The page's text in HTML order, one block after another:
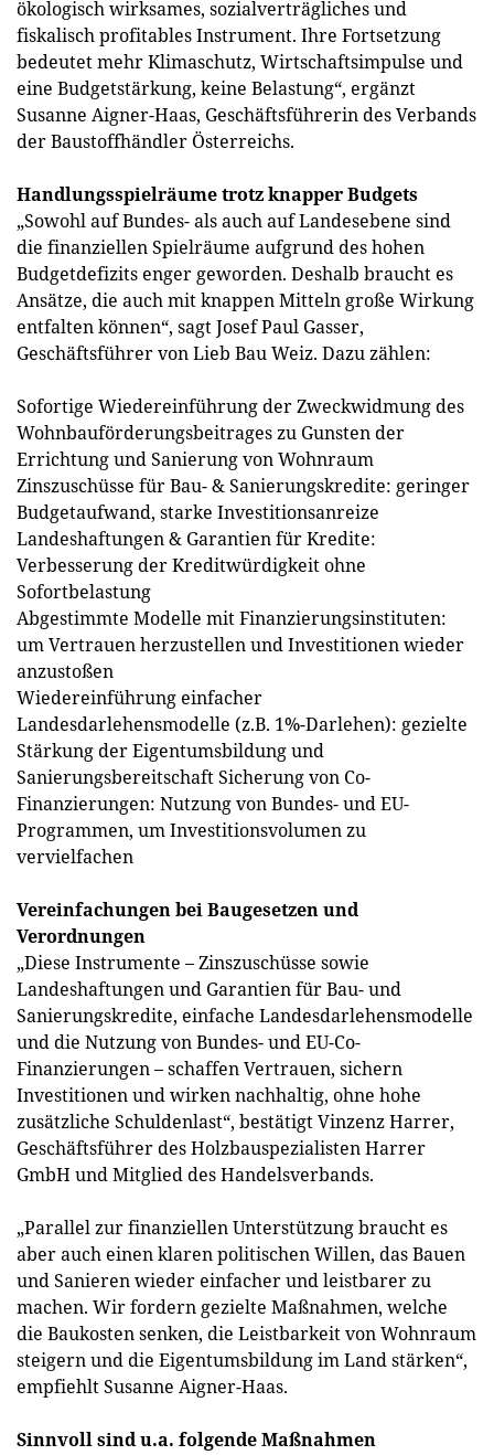
ökologisch wirksames, sozialverträgliches und
fiskalisch profitables Instrument. Ihre Fortsetzung
bedeutet mehr Klimaschutz, Wirtschaftsimpulse und
eine Budgetstärkung, keine Belastung“, ergänzt
Susanne Aigner-Haas, Geschäftsführerin des Verbands
der Baustoffhändler Österreichs.
Handlungsspielräume trotz knapper Budgets
„Sowohl auf Bundes- als auch auf Landesebene sind
die finanziellen Spielräume aufgrund des hohen
Budgetdefizits enger geworden. Deshalb braucht es
Ansätze, die auch mit knappen Mitteln große Wirkung
entfalten können“, sagt Josef Paul Gasser,
Geschäftsführer von Lieb Bau Weiz. Dazu zählen:
Sofortige Wiedereinführung der Zweckwidmung des
Wohnbauförderungsbeitrages zu Gunsten der
Errichtung und Sanierung von Wohnraum
Zinszuschüsse für Bau- & Sanierungskredite: geringer
Budgetaufwand, starke Investitionsanreize
Landeshaftungen & Garantien für Kredite:
Verbesserung der Kreditwürdigkeit ohne
Sofortbelastung
Abgestimmte Modelle mit Finanzierungsinstituten:
um Vertrauen herzustellen und Investitionen wieder
anzustoßen
Wiedereinführung einfacher
Landesdarlehensmodelle (z.B. 1%-Darlehen): gezielte
Stärkung der Eigentumsbildung und
Sanierungsbereitschaft Sicherung von Co-
Finanzierungen: Nutzung von Bundes- und EU-
Programmen, um Investitionsvolumen zu
vervielfachen
Vereinfachungen bei Baugesetzen und
Verordnungen
„Diese Instrumente – Zinszuschüsse sowie
Landeshaftungen und Garantien für Bau- und
Sanierungskredite, einfache Landesdarlehensmodelle
und die Nutzung von Bundes- und EU-Co-
Finanzierungen – schaffen Vertrauen, sichern
Investitionen und wirken nachhaltig, ohne hohe
zusätzliche Schuldenlast“, bestätigt Vinzenz Harrer,
Geschäftsführer des Holzbauspezialisten Harrer
GmbH und Mitglied des Handelsverbands.
„Parallel zur finanziellen Unterstützung braucht es
aber auch einen klaren politischen Willen, das Bauen
und Sanieren wieder einfacher und leistbarer zu
machen. Wir fordern gezielte Maßnahmen, welche
die Baukosten senken, die Leistbarkeit von Wohnraum
steigern und die Eigentumsbildung im Land stärken“,
empfiehlt Susanne Aigner-Haas.
Sinnvoll sind u.a. folgende Maßnahmen